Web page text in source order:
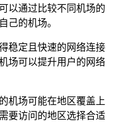
以通过比较不同机场的
己的机场。
稳定且快速的网络连接
场可以提升用户的网络
机场可能在地区覆盖上
要访问的地区选择合适